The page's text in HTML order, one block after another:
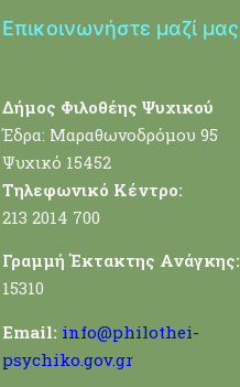
Επικοινωνήστε μαζί μας
Δήμος Φιλοθέης Ψυχικού
Έδρα: Μαραθωνοδρόμου 95
Ψυχικό 15452
Τηλεφωνικό Κέντρο:
213 2014 700
Γραμμή Έκτακτης Ανάγκης:
15310
Email: info@philothei-
psychiko.gov.gr